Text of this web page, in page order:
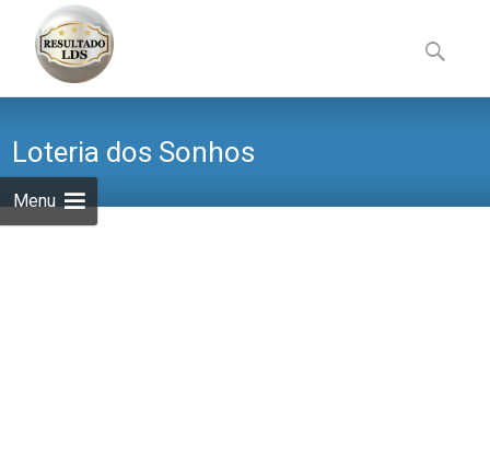
Menu
to
content
por:
Loteria dos Sonhos